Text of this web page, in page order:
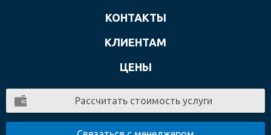
КОНТАКТЫ
КЛИЕНТАМ
ЦЕНЫ
Рассчитать стоимость услуги